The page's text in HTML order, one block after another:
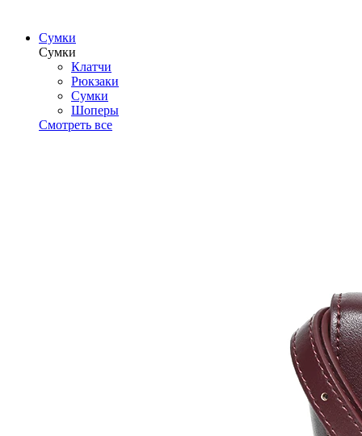
Сумки
Сумки
Клатчи
Рюкзаки
Сумки
Шоперы
Смотреть все